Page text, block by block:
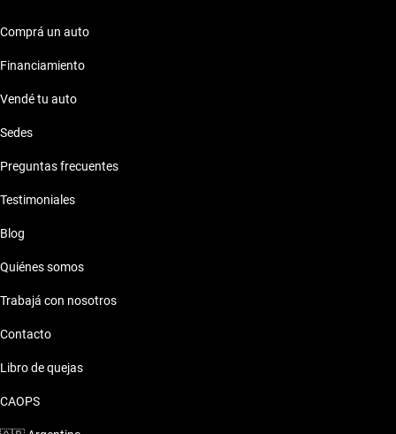
Comprá un auto
Financiamiento
Vendé tu auto
Sedes
Preguntas frecuentes
Testimoniales
Blog
Quiénes somos
Trabajá con nosotros
Contacto
Libro de quejas
CAOPS